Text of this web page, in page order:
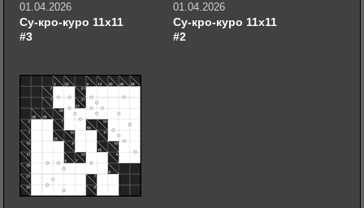
01.04.2026
Су-кро-куро 11х11
#3
01.04.2026
Су-кро-куро 11х11
#2